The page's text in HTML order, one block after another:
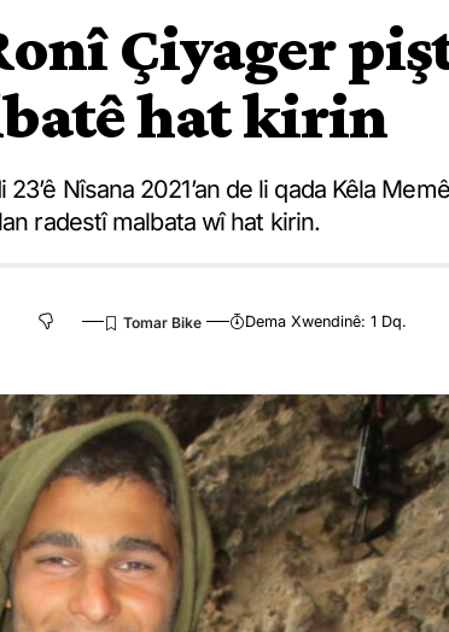
Çiyager
hat kirin
Nîsana 2021’an de li qada Kêla
radestî malbata wî hat kirin.
Dema Xwendinê: 1 Dq.